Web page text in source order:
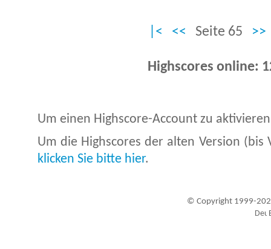
|< << Seite 65 >>
Highscores online:
Um einen Highscore-Account zu
Um die Highscores der alten Version (bis
klicken Sie bitte hier.
© Copyright 1999-